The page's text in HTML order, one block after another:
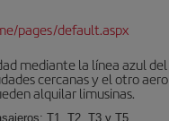
pages/default.aspx
mediante la línea azul
cercanas y el otro
alquilar limusinas.
T1, T2, T3 y T5.